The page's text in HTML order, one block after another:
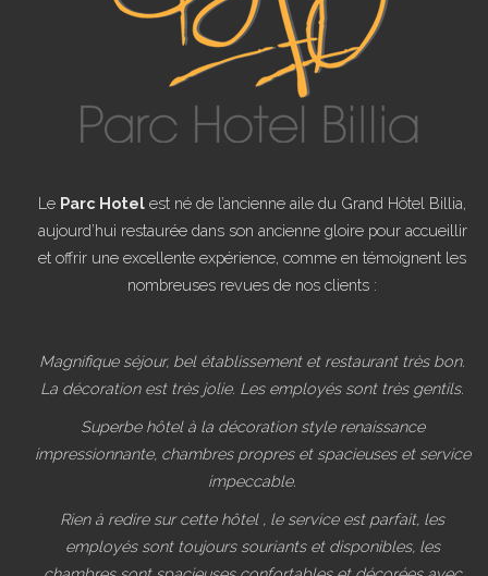
Le Parc Hotel est né de l’ancienne aile du Grand Hôtel Billia,
aujourd’hui restaurée dans son ancienne gloire pour accueillir
et offrir une excellente expérience, comme en témoignent les
nombreuses revues de nos clients :
Magnifique séjour, bel établissement et restaurant très bon.
La décoration est très jolie. Les employés sont très gentils.
Superbe hôtel à la décoration style renaissance
impressionnante, chambres propres et spacieuses et service
impeccable.
Rien à redire sur cette hôtel , le service est parfait, les
employés sont toujours souriants et disponibles, les